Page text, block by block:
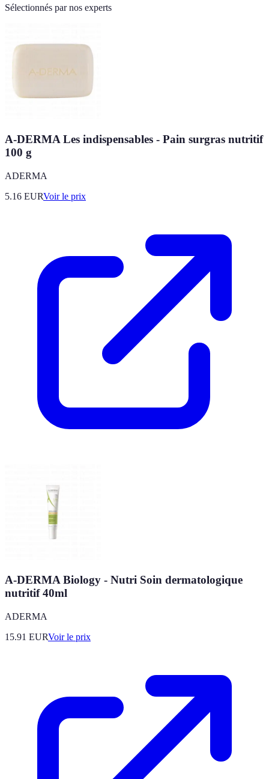
Sélectionnés par nos experts
A-DERMA Les indispensables - Pain surgras nutritif
100 g
ADERMA
5.16 EURVoir le prix
A-DERMA Biology - Nutri Soin dermatologique
nutritif 40ml
ADERMA
15.91 EURVoir le prix